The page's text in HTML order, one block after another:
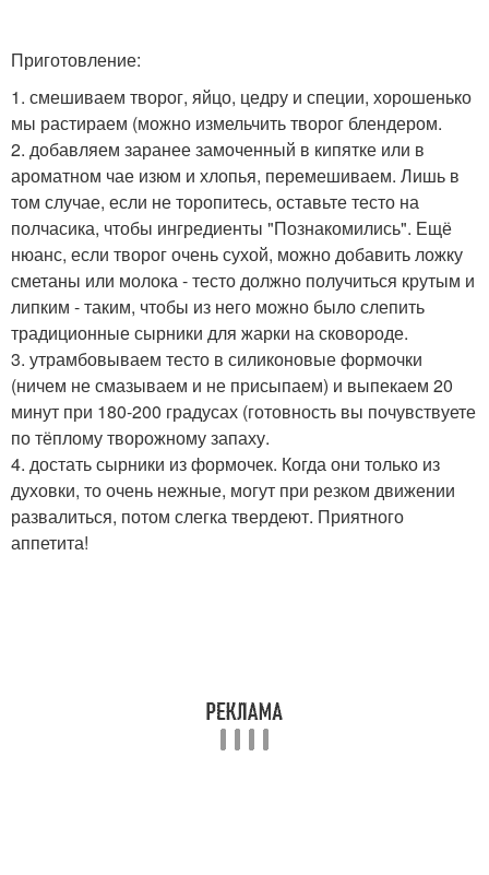
Приготовление:
1. смешиваем творог, яйцо, цедру и специи, хорошенько
мы растираем (можно измельчить творог блендером.
2. добавляем заранее замоченный в кипятке или в
ароматном чае изюм и хлопья, перемешиваем. Лишь в
том случае, если не торопитесь, оставьте тесто на
полчасика, чтобы ингредиенты "Познакомились". Ещё
нюанс, если творог очень сухой, можно добавить ложку
сметаны или молока - тесто должно получиться крутым и
липким - таким, чтобы из него можно было слепить
традиционные сырники для жарки на сковороде.
3. утрамбовываем тесто в силиконовые формочки
(ничем не смазываем и не присыпаем) и выпекаем 20
минут при 180-200 градусах (готовность вы почувствуете
по тёплому творожному запаху.
4. достать сырники из формочек. Когда они только из
духовки, то очень нежные, могут при резком движении
развалиться, потом слегка твердеют. Приятного
аппетита!